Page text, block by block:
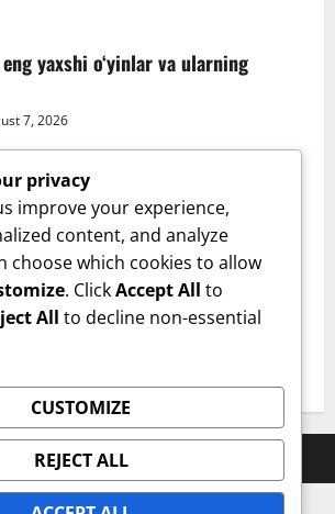
yaxshi o‘yinlar va ularning
7, 2026
inimii acasă. Tensiunea
trimite la medic. Dr. Monica Trofin-
Sunt obiceiuri de bun-simț!
Express © All rights reserved.
privacy
improve your experience,
content, and analyze
choose which cookies to allow
. ClickAccept All to
All to decline non-essential
CUSTOMIZE
REJECT ALL